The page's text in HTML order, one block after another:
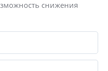
снижения